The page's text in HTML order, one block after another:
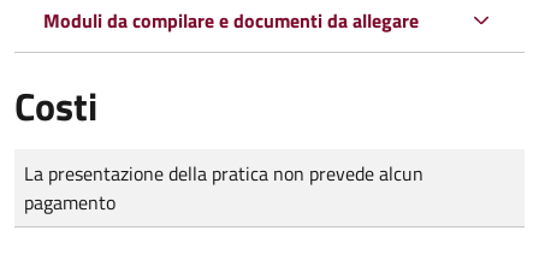
Moduli da compilare e documenti da allegare
Costi
Tipo di pagamento
Importo
La presentazione della pratica non prevede alcun
pagamento